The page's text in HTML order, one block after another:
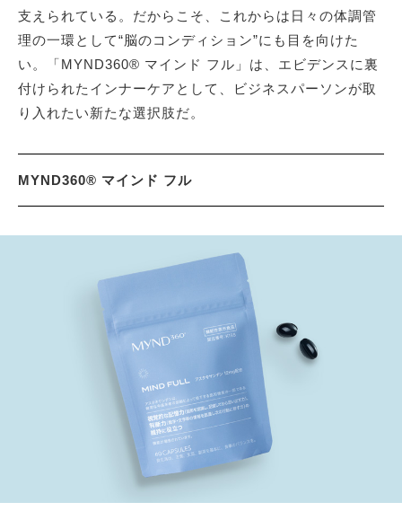
支えられている。だからこそ、これからは日々の体調管
理の一環として“脳のコンディション”にも目を向けた
い。「MYND360® マインド フル」は、エビデンスに裏
付けられたインナーケアとして、ビジネスパーソンが取
り入れたい新たな選択肢だ。
MYND360® マインド フル